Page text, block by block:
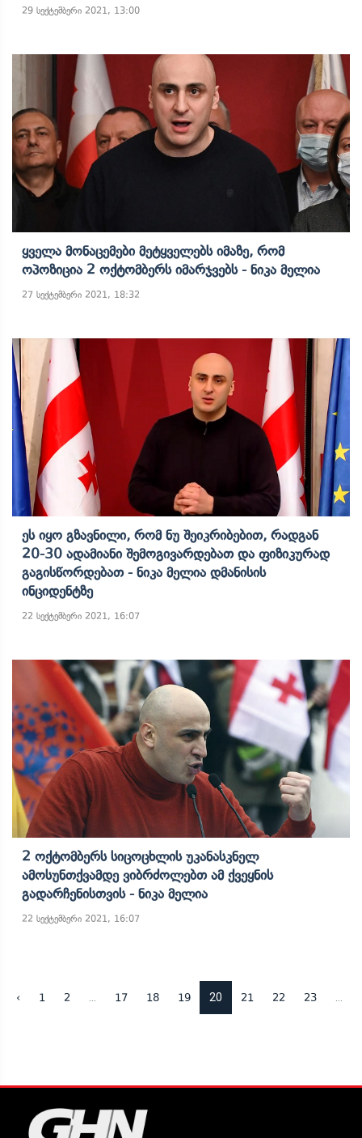
29 სექტემბერი 2021, 13:00
Ყველა Მონაცემები Მეტყველებს Იმაზე, Რომ
Ოპოზიცია 2 Ოქტომბერს Იმარჯვებს - Ნიკა Მელია
27 სექტემბერი 2021, 18:32
Ეს Იყო Გზავნილი, Რომ Ნუ Შეიკრიბებით, Რადგან
20-30 Ადამიანი Შემოგივარდებათ Და Ფიზიკურად
Გაგისწორდებათ - Ნიკა Მელია Დმანისის
Ინციდენტზე
22 სექტემბერი 2021, 16:07
2 Ოქტომბერს Სიცოცხლის Უკანასკნელ
Ამოსუნთქვამდე Ვიბრძოლებთ Ამ Ქვეყნის
Გადარჩენისთვის - Ნიკა Მელია
22 სექტემბერი 2021, 16:07
‹ 1 2 17 18 19 20 21 22 23